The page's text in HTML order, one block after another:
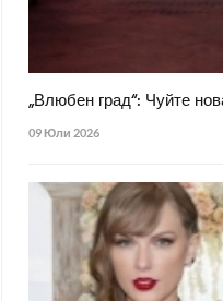
„Влюбен град“: Чуйте
09 Юли 2026